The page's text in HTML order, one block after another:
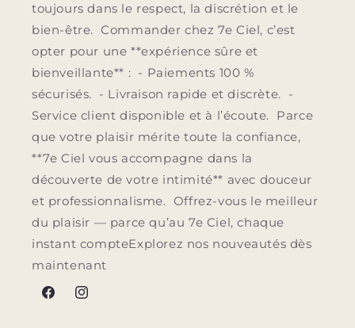
toujours dans le respect, la discrétion et le
bien-être. Commander chez 7e Ciel, c’est
opter pour une **expérience sûre et
bienveillante** : - Paiements 100 %
sécurisés. - Livraison rapide et discrète. -
Service client disponible et à l’écoute. Parce
que votre plaisir mérite toute la confiance,
**7e Ciel vous accompagne dans la
découverte de votre intimité** avec douceur
et professionnalisme. Offrez-vous le meilleur
du plaisir — parce qu’au 7e Ciel, chaque
instant compteExplorez nos nouveautés dès
maintenant
FacebookInstagram